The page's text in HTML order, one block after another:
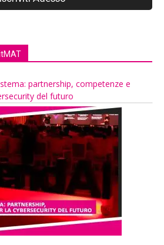
partnership, competenze e
del futuro